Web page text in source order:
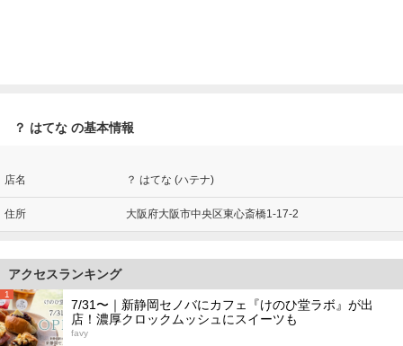
？ はてな の基本情報
店名 ？ はてな (ハテナ)
住所 大阪府大阪市中央区東心斎橋1-17-2
アクセスランキング
1
7/31〜｜新静岡セノバにカフェ『けのひ堂ラボ』が出
店！濃厚クロックムッシュにスイーツも
favy